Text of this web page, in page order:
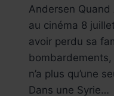
Ander­sen
au cinéma 8
avoir perdu sa
n’a plus qu’une
Dans une Syrie…